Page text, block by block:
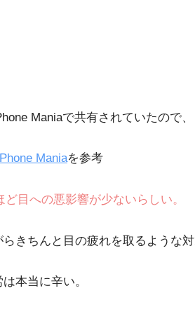
Maniaで共有されていたので
Maniaを参考
目への悪影響が少ないらしい。
きちんと目の疲れを取るような
本当に辛い。